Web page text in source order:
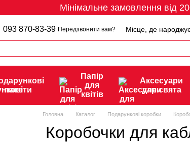
Мінімальне замовлення від
093 870-83-39 Передзвонити вам? Місце, де
пакети
Папір
для
квітів
Аксесуари
для свята
Головна Каталог Подарункові коробки
Коробочки для